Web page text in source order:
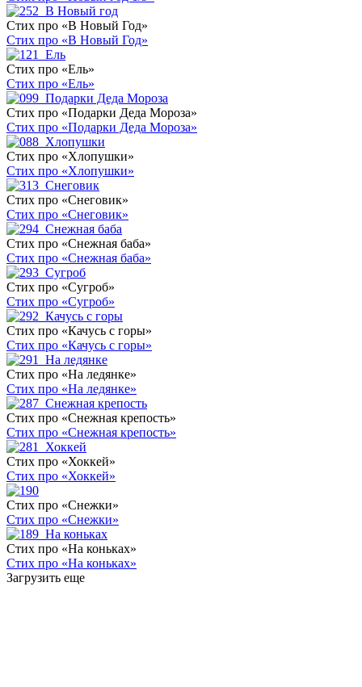
Стих про «В Новый Год»
Стих про «В Новый Год»
Стих про «Ель»
Стих про «Ель»
Стих про «Подарки Деда Мороза»
Стих про «Подарки Деда Мороза»
Стих про «Хлопушки»
Стих про «Хлопушки»
Стих про «Снеговик»
Стих про «Снеговик»
Стих про «Снежная баба»
Стих про «Снежная баба»
Стих про «Сугроб»
Стих про «Сугроб»
Стих про «Качусь с горы»
Стих про «Качусь с горы»
Стих про «На ледянке»
Стих про «На ледянке»
Стих про «Снежная крепость»
Стих про «Снежная крепость»
Стих про «Хоккей»
Стих про «Хоккей»
Стих про «Снежки»
Стих про «Снежки»
Стих про «На коньках»
Стих про «На коньках»
Загрузить еще